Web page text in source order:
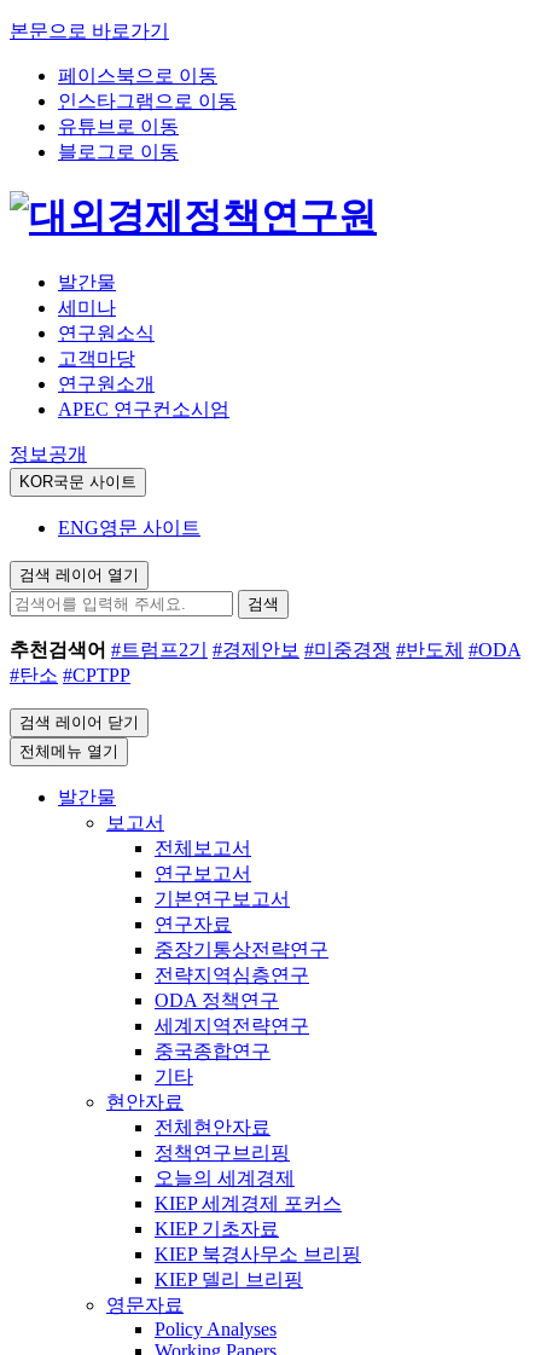
본문으로 바로가기
페이스북으로 이동
인스타그램으로 이동
유튜브로 이동
블로그로 이동
발간물
세미나
연구원소식
고객마당
연구원소개
APEC 연구컨소시엄
정보공개
KOR국문 사이트
ENG영문 사이트
검색 레이어 열기
검색
추천검색어 #트럼프2기 #경제안보 #미중경쟁 #반도체 #ODA
#탄소 #CPTPP
검색 레이어 닫기
전체메뉴 열기
발간물
보고서
전체보고서
연구보고서
기본연구보고서
연구자료
중장기통상전략연구
전략지역심층연구
ODA 정책연구
세계지역전략연구
중국종합연구
기타
현안자료
전체현안자료
정책연구브리핑
오늘의 세계경제
KIEP 세계경제 포커스
KIEP 기초자료
KIEP 북경사무소 브리핑
KIEP 델리 브리핑
영문자료
Policy Analyses
Working Papers